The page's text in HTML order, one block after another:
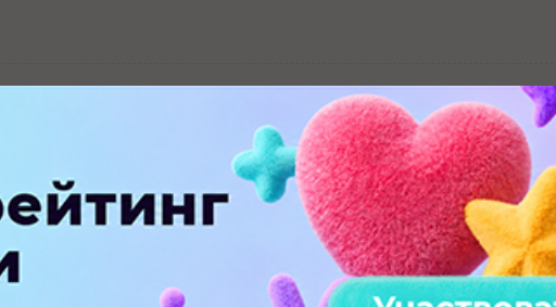
НА ПОЛНУЮ ВЕРСИЮ